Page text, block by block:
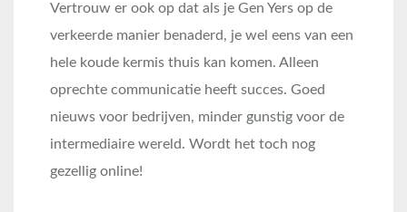
Vertrouw er ook op dat als je Gen Yers op de
verkeerde manier benaderd, je wel eens van een
hele koude kermis thuis kan komen. Alleen
oprechte communicatie heeft succes. Goed
nieuws voor bedrijven, minder gunstig voor de
intermediaire wereld. Wordt het toch nog
gezellig online!